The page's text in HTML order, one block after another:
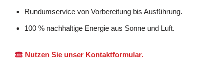
Rundumservice von Vorbereitung bis Ausführung.
100 % nachhaltige Energie aus Sonne und Luft.
Nutzen Sie unser Kontaktformular.